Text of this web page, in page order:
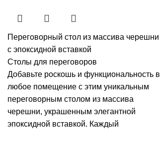
Переговорный стол из массива черешни
с эпоксидной вставкой
Столы для переговоров
Добавьте роскошь и функциональность в
любое помещение с этим уникальным
переговорным столом из массива
черешни, украшенным элегантной
эпоксидной вставкой. Каждый